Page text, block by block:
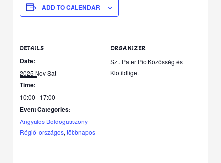
ADD TO CALENDAR
DETAILS
Date:
2025 Nov Sat
Time:
10:00 - 17:00
Event Categories:
Angyalos Boldogasszony
Régió,országos,többnapos
ORGANIZER
Szt. Pater Pio Közösség és
Klotildliget